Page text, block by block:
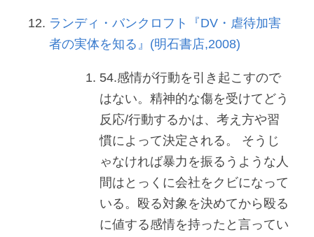
ランディ・バンクロフト『DV・虐待加害
者の実体を知る』(明石書店,2008)
54.感情が行動を引き起こすので
はない。精神的な傷を受けてどう
反応/行動するかは、考え方や習
慣によって決定される。 そうじ
ゃなければ暴力を振るうような人
間はとっくに会社をクビになって
いる。殴る対象を決めてから殴る
に値する感情を持ったと言ってい